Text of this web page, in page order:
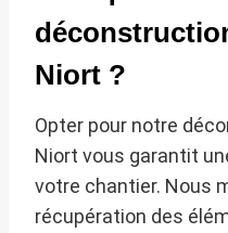
Niort ?
Opter pour notre
Niort vous garantit
votre chantier. Nous
récupération des